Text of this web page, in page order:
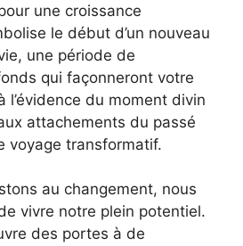
une croissance
le début d’un nouveau
une période de
qui façonneront votre
l’évidence du moment divin
attachements du passé
voyage transformatif.
au changement, nous
vivre notre plein potentiel.
des portes à de